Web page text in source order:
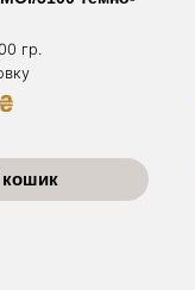
гр.
₴
кошик